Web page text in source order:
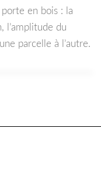
en bois : la
l’amplitude du
parcelle à l’autre.